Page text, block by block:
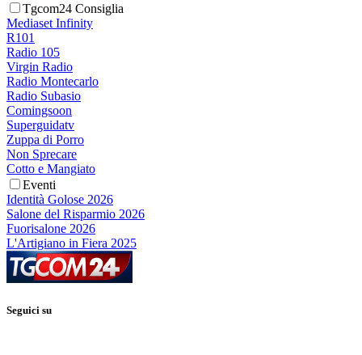
Tgcom24 Consiglia
Mediaset Infinity
R101
Radio 105
Virgin Radio
Radio Montecarlo
Radio Subasio
Comingsoon
Superguidatv
Zuppa di Porro
Non Sprecare
Cotto e Mangiato
Eventi
Identità Golose 2026
Salone del Risparmio 2026
Fuorisalone 2026
L'Artigiano in Fiera 2025
Seguici su